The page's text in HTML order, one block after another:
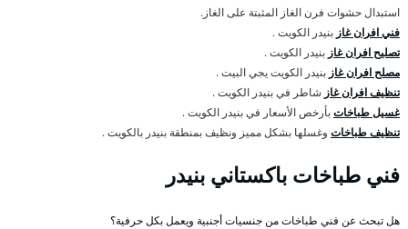
استبدال حشوات فرن الغاز المثبتة على الغاز.
فني افران غاز بنيدر الكويت .
تصليح افران غاز بنيدر الكويت .
مصلح افران غاز بنيدر الكويت يجي البيت .
تنظيف افران غاز شاطر في بنيدر الكويت .
غسيل طباخاتبأرخص الأسعار في بنيدر الكويت .
تنظيف طباخات وغسلها بشكل مميز ونظيف بمنطقة بنيدر بالكويت .
فني طباخات باكستاني بنيدر
هل تبحث عن فني طباخات من جنسيات أجنبية ويعمل بكل حرفية؟